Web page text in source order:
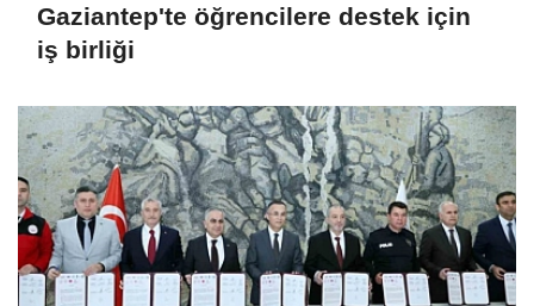
Gaziantep'te öğrencilere destek için
iş birliği